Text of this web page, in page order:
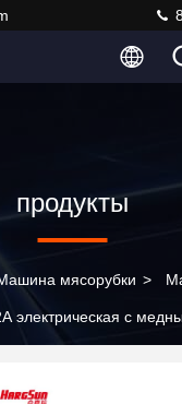
продукты
мясорубки >
электрическая с